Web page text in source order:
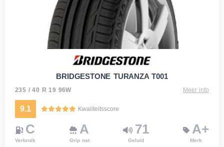
BRIDGESTONE TURANZA T001
235 / 40 R 19 96W Meer info
9.1 Kwaliteitsscore
C
Verbruik
A
Grip nat
71
Geluid
A+
Merk